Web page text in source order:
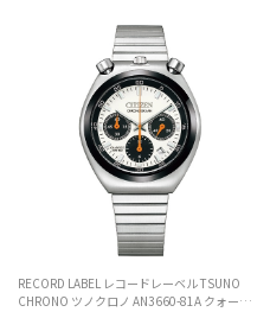
RECORD LABEL レコードレーベル TSUNO
CHRONO ツノクロノ AN3660-81A クォーツ